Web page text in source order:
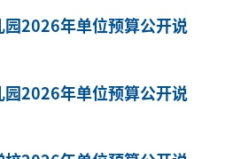
2026年单位预算公开说
2026年单位预算公开说